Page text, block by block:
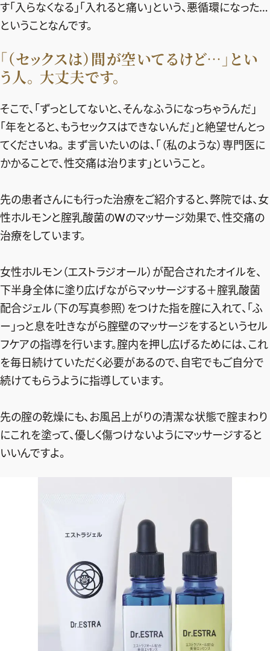
す「入らなくなる」「入れると痛い」という、悪循環になった…
ということなんです。
「（セックスは）間が空いてるけど…」とい
う人。 大丈夫です。
そこで、「ずっとしてないと、そんなふうになっちゃうんだ」
「年をとると、もうセックスはできないんだ」と絶望せんとっ
てくださいね。 まず言いたいのは、「（私のような）専門医に
かかることで、性交痛は治ります」ということ。
先の患者さんにも行った治療をご紹介すると、弊院では、女
性ホルモンと腟乳酸菌のWのマッサージ効果で、性交痛の
治療をしています。
女性ホルモン（エストラジオール）が配合されたオイルを、
下半身全体に塗り広げながらマッサージする＋腟乳酸菌
配合ジェル（下の写真参照）をつけた指を腟に入れて、「ふ
ー」っと息を吐きながら腟壁のマッサージをするというセル
フケアの指導を行います。腟内を押し広げるためには、これ
を毎日続けていただく必要があるので、自宅でもご自分で
続けてもらうように指導しています。
先の腟の乾燥にも、お風呂上がりの清潔な状態で腟まわり
にこれを塗って、優しく傷つけないようにマッサージすると
いいんですよ。